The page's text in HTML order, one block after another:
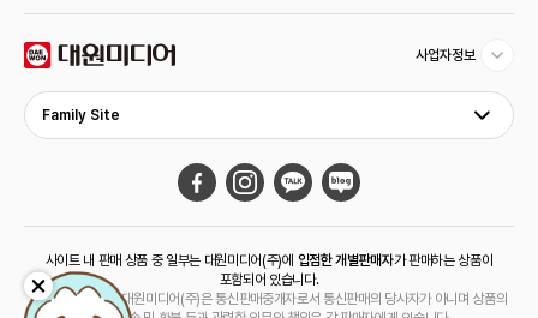
사업자정보
Family Site
사이트 내 판매 상품 중 일부는 대원미디어(주)에 입점한 개별판매자가 판매하는 상품이
포함되어 있습니다.
해당 상품의 경우 대원미디어(주)은 통신판매중개자로서 통신판매의 당사자가 아니며 상품의